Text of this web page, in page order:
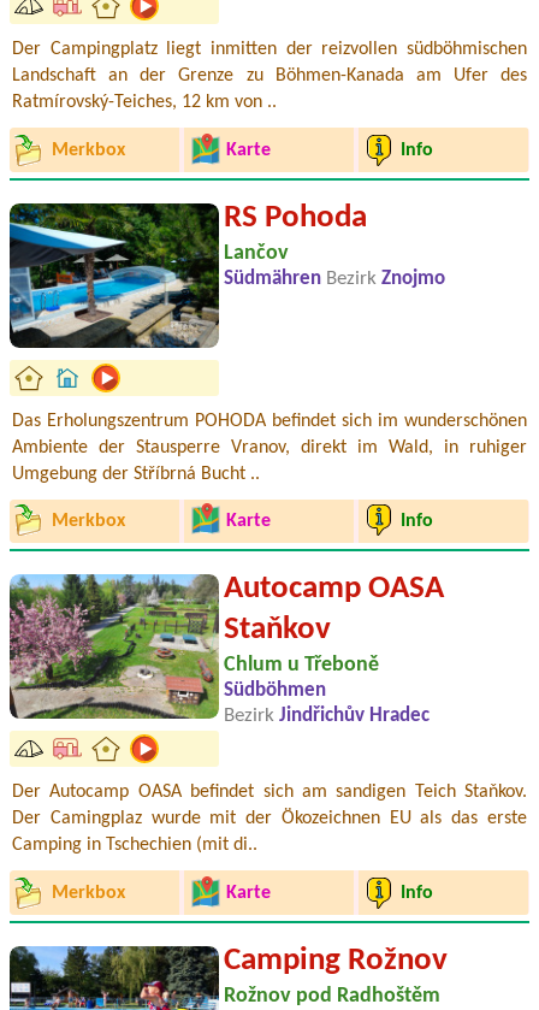
Der Campingplatz liegt inmitten der reizvollen südböhmischen
Landschaft an der Grenze zu Böhmen-Kanada am Ufer des
Ratmírovský-Teiches, 12 km von ..
Merkbox Karte Info
RS Pohoda
Lančov
Südmähren Bezirk Znojmo
Das Erholungszentrum POHODA befindet sich im wunderschönen
Ambiente der Stausperre Vranov, direkt im Wald, in ruhiger
Umgebung der Stříbrná Bucht ..
Merkbox Karte Info
Autocamp OASA
Staňkov
Chlum u Třeboně
Südböhmen
Bezirk Jindřichův Hradec
Der Autocamp OASA befindet sich am sandigen Teich Staňkov.
Der Camingplaz wurde mit der Ökozeichnen EU als das erste
Camping in Tschechien (mit di..
Merkbox Karte Info
Camping Rožnov
Rožnov pod Radhoštěm